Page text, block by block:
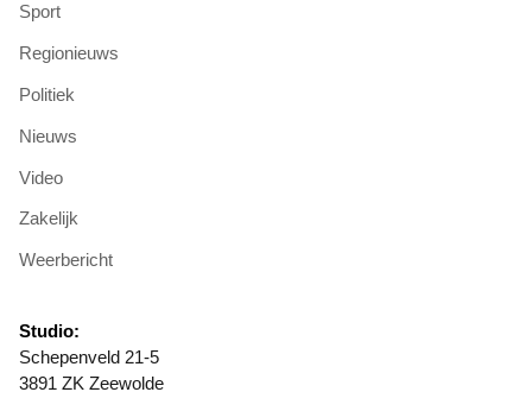
Sport
Regionieuws
Politiek
Nieuws
Video
Zakelijk
Weerbericht
Studio:
Schepenveld 21-5
3891 ZK Zeewolde